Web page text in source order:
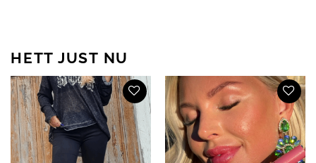
HETT JUST NU